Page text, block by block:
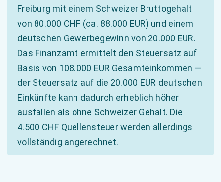
Freiburg mit einem Schweizer Bruttogehalt
von 80.000 CHF (ca. 88.000 EUR) und einem
deutschen Gewerbegewinn von 20.000 EUR.
Das Finanzamt ermittelt den Steuersatz auf
Basis von 108.000 EUR Gesamteinkommen —
der Steuersatz auf die 20.000 EUR deutschen
Einkünfte kann dadurch erheblich höher
ausfallen als ohne Schweizer Gehalt. Die
4.500 CHF Quellensteuer werden allerdings
vollständig angerechnet.